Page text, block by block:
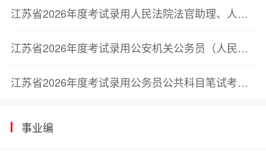
江苏省2026年度考试录用人民法院法官助理、人民检察院检察官助理简章
江苏省2026年度考试录用公安机关公务员（人民警察）简章
江苏省2026年度考试录用公务员公共科目笔试考试大纲
事业编